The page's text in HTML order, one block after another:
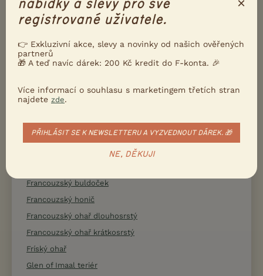
Estrelský pastevecký pes
Eurasier
Faraonský chrt
Field španěl
Flanderský bouvier
Foxhound
Francouzský buldoček
Francouzský honič
Francouzský ohař dlouhosrstý
Francouzský ohař krátkosrstý
Fríský ohař
Glen of Imaal teriér
nabídky a slevy pro své
registrované uživatele.
×
👉 Exkluzivní akce, slevy a novinky od našich ověřených
partnerů
🎁 A teď navíc dárek: 200 Kč kredit do F-konta. 🎉
Více informací o souhlasu s marketingem třetích stran
najdete zde.
PŘIHLÁSIT SE K NEWSLETTERU A VYZVEDNOUT DÁREK. 🎁
NE, DĚKUJI